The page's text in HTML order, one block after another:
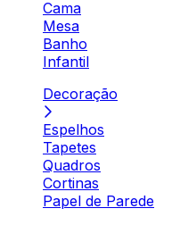
Cama
Mesa
Banho
Infantil
Decoração
Espelhos
Tapetes
Quadros
Cortinas
Papel de Parede